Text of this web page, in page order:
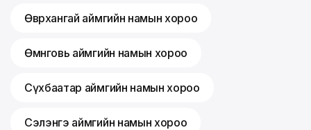
Өвөрхангай аймгийн намын хороо
Өмнөговь аймгийн намын хороо
Сүхбаатар аймгийн намын хороо
Сэлэнгэ аймгийн намын хороо